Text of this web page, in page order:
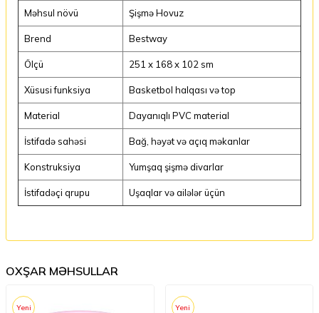
Məhsul növü Şişmə Hovuz
Brend Bestway
Ölçü 251 x 168 x 102 sm
Xüsusi funksiya Basketbol halqası və top
Material Dayanıqlı PVC material
İstifadə sahəsi Bağ, həyət və açıq məkanlar
Konstruksiya Yumşaq şişmə divarlar
İstifadəçi qrupu Uşaqlar və ailələr üçün
OXŞAR MƏHSULLAR
Yeni Yeni